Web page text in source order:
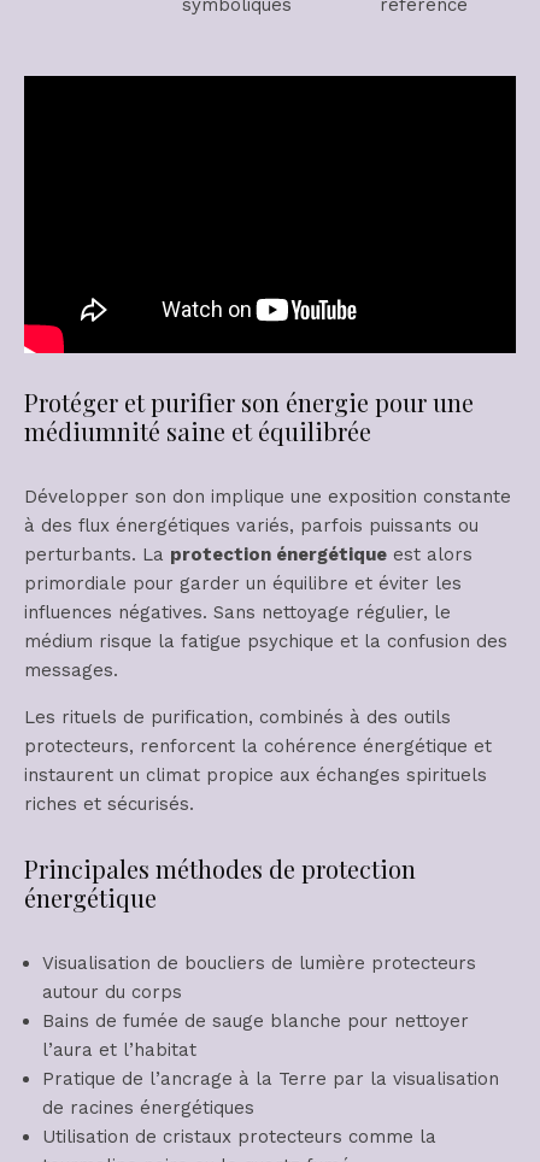
Protéger et purifier son énergie pour une
médiumnité saine et équilibrée
Développer son don implique une exposition constante
à des flux énergétiques variés, parfois puissants ou
perturbants. La protection énergétique est alors
primordiale pour garder un équilibre et éviter les
influences négatives. Sans nettoyage régulier, le
médium risque la fatigue psychique et la confusion des
messages.
Les rituels de purification, combinés à des outils
protecteurs, renforcent la cohérence énergétique et
instaurent un climat propice aux échanges spirituels
riches et sécurisés.
Principales méthodes de protection
énergétique
Visualisation de boucliers de lumière protecteurs
autour du corps
Bains de fumée de sauge blanche pour nettoyer
l’aura et l’habitat
Pratique de l’ancrage à la Terre par la visualisation
de racines énergétiques
Utilisation de cristaux protecteurs comme la